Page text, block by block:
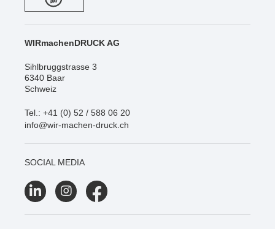
WIRmachenDRUCK AG
Sihlbruggstrasse 3
6340 Baar
Schweiz
Tel.: +41 (0) 52 / 588 06 20
info@wir-machen-druck.ch
SOCIAL MEDIA